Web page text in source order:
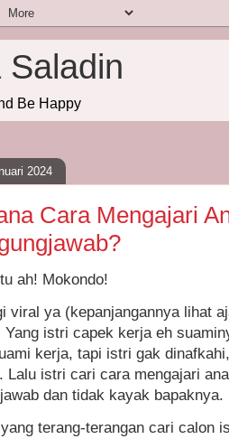
Saladin
Be Happy
2024
Cara Mengajari
ah! Mokondo!
viral ya (kepanjangannya lihat
Yang istri capek kerja eh
kerja, tapi istri gak
Lalu istri cari cara mengajari
dan tidak kayak bapaknya.
terang-terangan cari calon